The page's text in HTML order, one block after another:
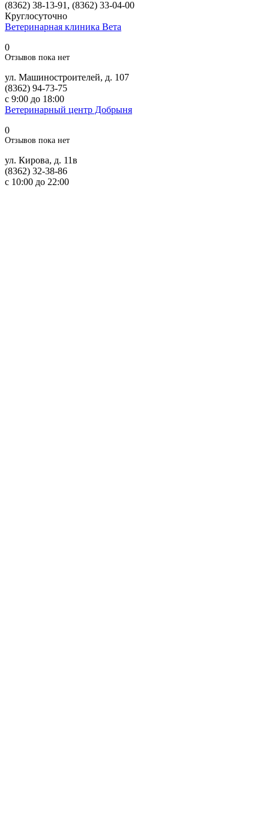
(8362) 38-13-91, (8362) 33-04-00
Круглосуточно
Ветеринарная клиника Вета
0
Отзывов пока нет
ул. Машиностроителей, д. 107
(8362) 94-73-75
с 9:00 до 18:00
Ветеринарный центр Добрыня
0
Отзывов пока нет
ул. Кирова, д. 11в
(8362) 32-38-86
с 10:00 до 22:00